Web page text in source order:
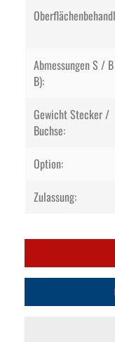
Abmessungen S /
B):
Gewicht Stecker /
Buchse:
Option:
Zulassung: